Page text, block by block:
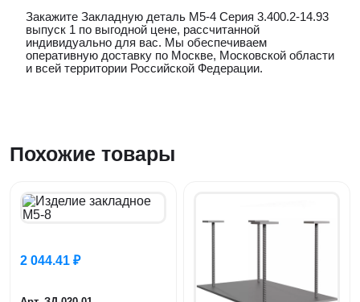
Закажите Закладную деталь М5-4 Серия 3.400.2-14.93
выпуск 1 по выгодной цене, рассчитанной
индивидуально для вас. Мы обеспечиваем
оперативную доставку по Москве, Московской области
и всей территории Российской Федерации.
Похожие товары
2 044.41 ₽